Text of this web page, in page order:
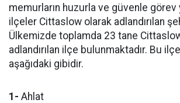
memurların huzurla ve güvenle
ilçeler Cittaslow olarak adlandırılan
Ülkemizde toplamda 23 tane
adlandırılan ilçe bulunmaktadır. Bu
aşağıdaki gibidir.
1- Ahlat